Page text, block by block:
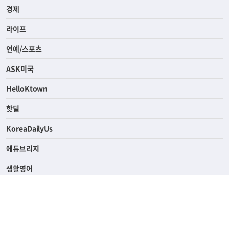
사회
경제
라이프
연예/스포츠
ASK미국
HelloKtown
핫딜
KoreaDailyUs
에듀브리지